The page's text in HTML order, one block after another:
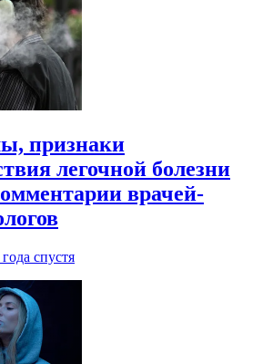
признаки
легочной болезни
врачей-
года спустя